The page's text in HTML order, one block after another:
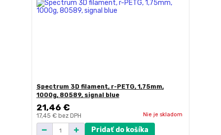
Spectrum 3D filament, r-PETG, 1,75mm,
1000g, 80589, signal blue
21,46 €
17,45 € bez DPH Nie je skladom
Pridať do košíka